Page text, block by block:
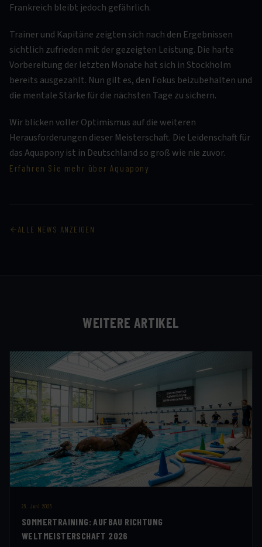
Frankreich bleibt jedoch gefährlich.
Trainer und Kapitäne zeigten sich nach den Ergebnissen
sichtlich zufrieden mit der gezeigten Leistung. Die harte
Vorbereitung der letzten Monate hat sich in Stockholm
bereits ausgezahlt. Nun gilt es, den Fokus beizubehalten und
die mentale Stärke für die nächsten Tage zu sichern.
Wir blicken voller Optimismus auf die weiteren
Herausforderungen dieser Meisterschaft. Die Leidenschaft für
das Aquapony ist in Deutschland so groß wie nie zuvor.
Erfahren Sie mehr über Aquapony
ALLE NEWS ANZEIGEN
WEITERE ARTIKEL
26. Juni 2026
SOMMERTRAINING: AUFBAU RICHTUNG
WELTMEISTERSCHAFT 2026